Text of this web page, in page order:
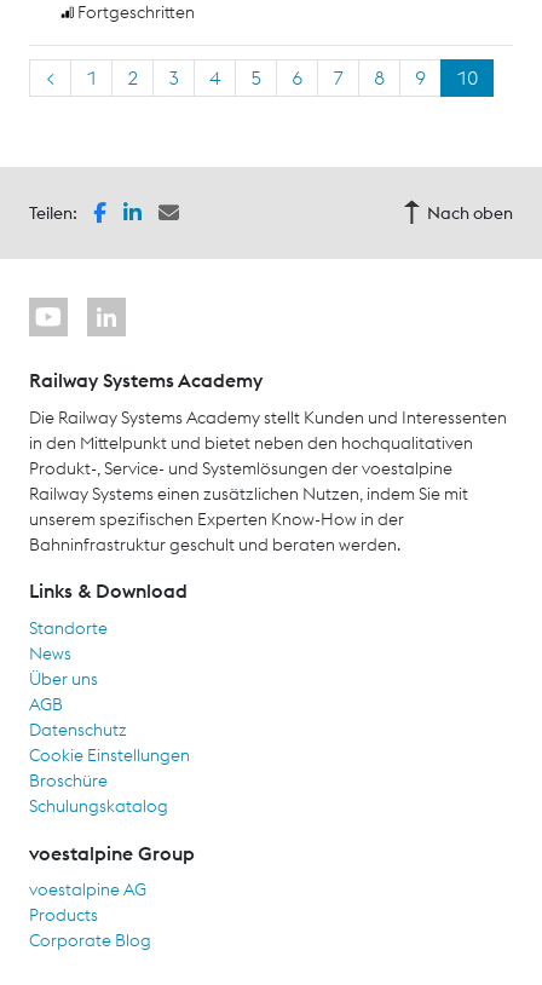
Fortgeschritten
< 1 2 3 4 5 6 7 8 9 10
Teilen: Nach oben
Railway Systems Academy
Die Railway Systems Academy stellt Kunden und Interessenten
in den Mittelpunkt und bietet neben den hochqualitativen
Produkt-, Service- und Systemlösungen der voestalpine
Railway Systems einen zusätzlichen Nutzen, indem Sie mit
unserem spezifischen Experten Know-How in der
Bahninfrastruktur geschult und beraten werden.
Links & Download
Standorte
News
Über uns
AGB
Datenschutz
Cookie Einstellungen
Broschüre
Schulungskatalog
voestalpine Group
voestalpine AG
Products
Corporate Blog